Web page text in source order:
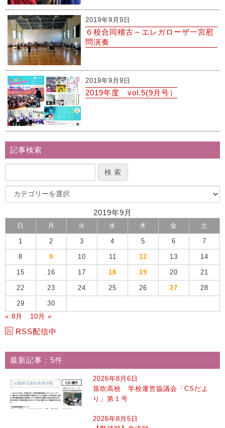
2019年9月9日
６校合同稽古～エレガローザ一宮慰
問演奏
2019年9月9日
2019年度 vol.5(9月号）
記事検索
2019年9月
日 月 火 水 木 金 土
1 2 3 4 5 6 7
8 9 10 11 12 13 14
15 16 17 18 19 20 21
22 23 24 25 26 27 28
29
30
« 8月
10月 »
RSS配信中
最新記事：5件
2026年8月6日
笛吹高校 学校運営協議会「CSだよ
り」第１号
2026年8月5日